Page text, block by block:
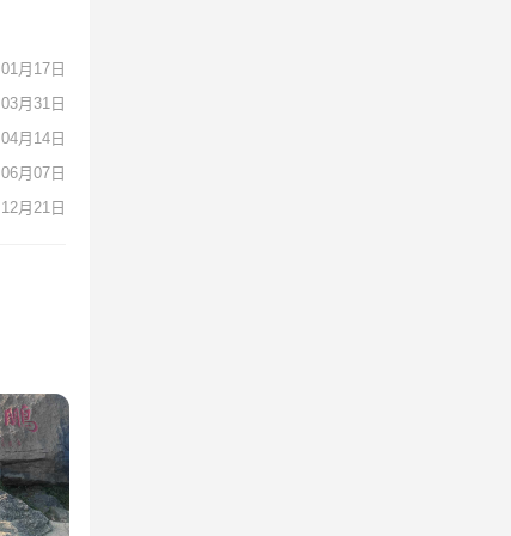
01月17日
03月31日
04月14日
06月07日
12月21日